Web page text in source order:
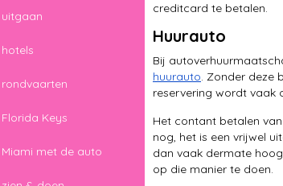
hotels
rondvaarten
Florida Keys
Miami met de auto
zien & doen
uitgaan
hotels
rondvaarten
Florida Keys
Miami met de auto
creditcard te betalen.
Huurauto
Bij
huurauto. Zonder deze
reservering wordt vaak
Het contant betalen
nog, het is een vrijwel
dan vaak dermate
op die manier te doen.